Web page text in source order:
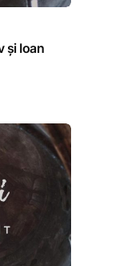
și Ioan